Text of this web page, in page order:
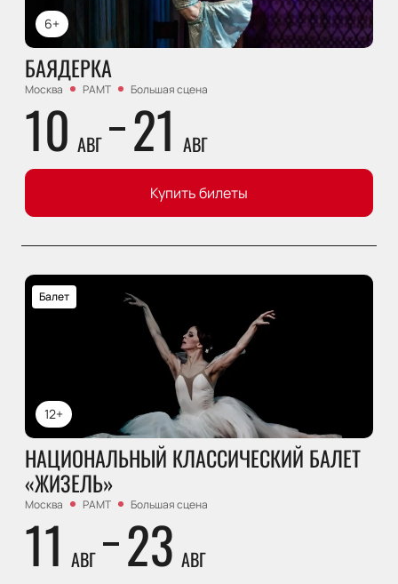
6+
БАЯДЕРКА
Москва РАМТ Большая сцена
10 АВГ 21 АВГ
Купить билеты
12+
Балет
НАЦИОНАЛЬНЫЙ КЛАССИЧЕСКИЙ БАЛЕТ
«ЖИЗЕЛЬ»
Москва РАМТ Большая сцена
11 АВГ 23 АВГ